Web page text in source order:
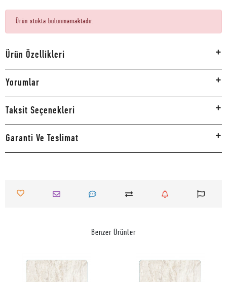
Ürün stokta bulunmamaktadır.
Ürün Özellikleri
Yorumlar
Taksit Seçenekleri
Garanti Ve Teslimat
Benzer Ürünler